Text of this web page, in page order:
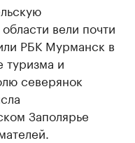
вели почти
РБК Мурманск в
туризма и
северянок
Заполярье